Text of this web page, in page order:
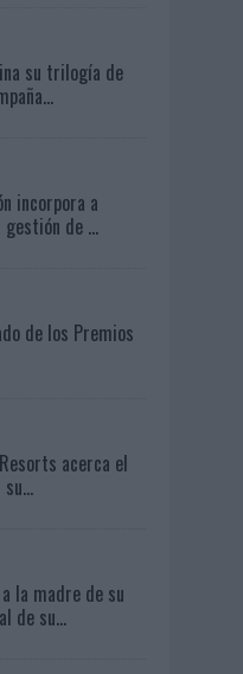
su trilogía de
incorpora a
gestión de ...
de los Premios
acerca el
la madre de su
de su...